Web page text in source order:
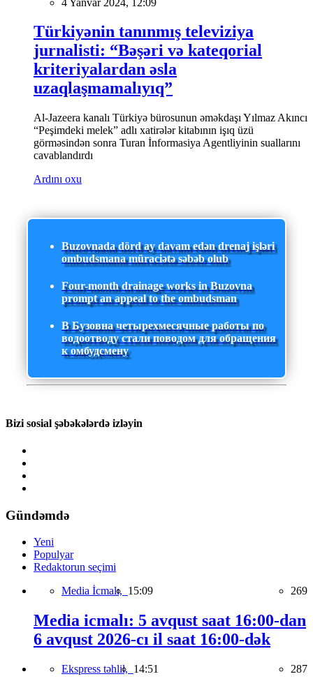
Türkiyənin tanınmış televiziya
jurnalisti: “Bəşəri və kateqorial
kriteriyalardan əsla
uzaqlaşmamalıyıq”
Al-Jazeera kanalı Türkiyə bürosunun əməkdaşı Yılmaz Akıncı
“Peşimdeki melek” adlı xatirələr kitabının işıq üzü
görməsindən sonra Turan İnformasiya Agentliyinin suallarını
cavablandırdı
Ardını oxu
Buzovnada dörd ay davam edən drenaj işləri
ombudsmana müraciətə səbəb olub
Four-month drainage works in Buzovna
prompt an appeal to the ombudsman
В Бузовна четырехмесячные работы по
водоотводу стали поводом для обращения
к омбудсмену
Bizi sosial şəbəkələrdə izləyin
Gündəmdə
Yeni
Populyar
Redaktorun seçimi
Media İcmalı, 15:09 269
Media icmalı: 5 avqust saat 16:00-dan
6 avqust 2026-cı il saat 16:00-dək
Ekspress təhlil, 14:51 287